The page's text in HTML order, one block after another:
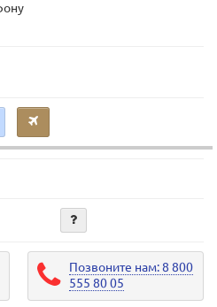
Позвоните нам: 8 800
555 80 05